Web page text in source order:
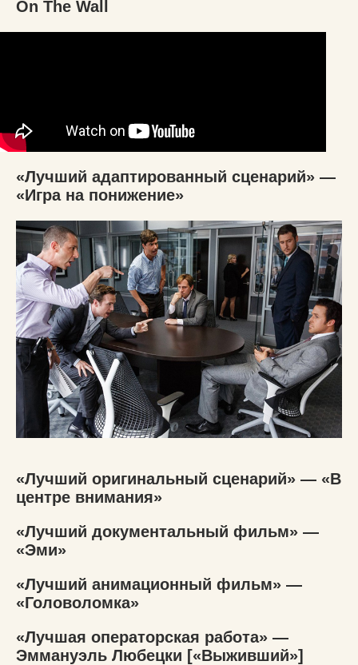
On The Wall
«Лучший адаптированный сценарий» —
«Игра на понижение»
«Лучший оригинальный сценарий» — «В
центре внимания»
«Лучший документальный фильм» —
«Эми»
«Лучший анимационный фильм» —
«Головоломка»
«Лучшая операторская работа» —
Эммануэль Любецки [«Выживший»]